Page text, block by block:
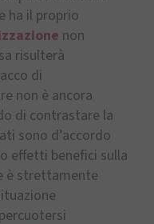
ha il proprio
non
risulterà
di
non è ancora
di contrastare la
sono d’accordo
effetti benefici sulla
è strettamente